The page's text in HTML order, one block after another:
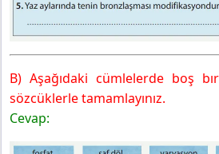
B) Aşağıdaki cümlelerde boş
sözcüklerle tamamlayınız.
Cevap: